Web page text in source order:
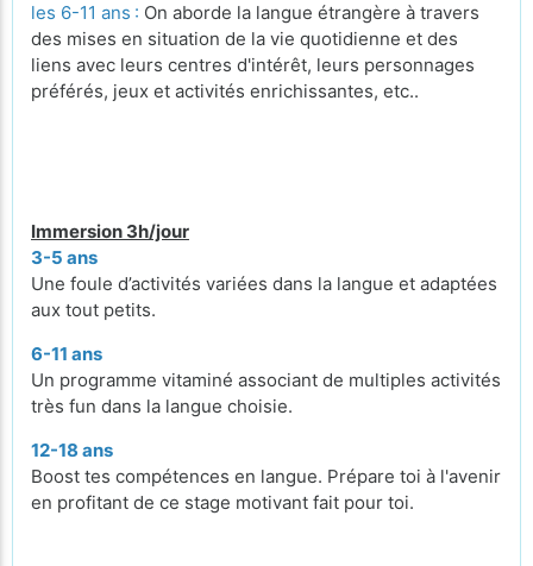
les 6-11 ans : On aborde la langue étrangère à travers
des mises en situation de la vie quotidienne et des
liens avec leurs centres d'intérêt, leurs personnages
préférés, jeux et activités enrichissantes, etc..
Immersion 3h/jour
3-5 ans
Une foule d’activités variées dans la langue et adaptées
aux tout petits.
6-11 ans
Un programme vitaminé associant de multiples activités
très fun dans la langue choisie.
12-18 ans
Boost tes compétences en langue. Prépare toi à l'avenir
en profitant de ce stage motivant fait pour toi.